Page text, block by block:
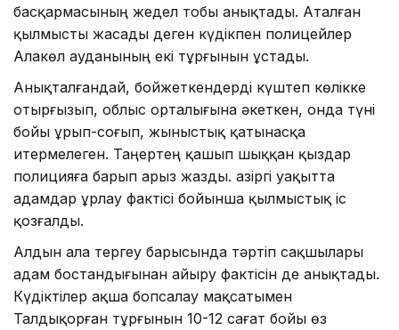
басқармасының жедел тобы анықтады. Аталған
қылмысты жасады деген күдікпен полицейлер
Алакөл ауданының екі тұрғынын ұстады.
Анықталғандай, бойжеткендерді күштеп көлікке
отырғызып, облыс орталығына әкеткен, онда түні
бойы ұрып-соғып, жыныстық қатынасқа
итермелеген. Таңертең қашып шыққан қыздар
полицияға барып арыз жазды. Қазіргі уақытта
адамдар ұрлау фактісі бойынша қылмыстық іс
қозғалды.
Алдын ала тергеу барысында тәртіп сақшылары
адам бостандығынан айыру фактісін де анықтады.
Күдіктілер ақша бопсалау мақсатымен
Талдықорған тұрғынын 10-12 сағат бойы өз